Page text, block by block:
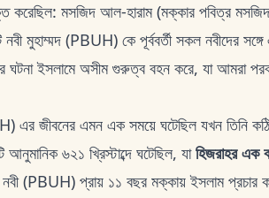
করেছিল: মসজিদ আল-হারাম (মক্কার পবিত্র
মুহাম্মদ (PBUH) কে পূর্ববর্তী সকল নবীদের
ইসলামে অসীম গুরুত্ব বহন করে, যা আমরা
এর জীবনের এমন এক সময়ে ঘটেছিল যখন তিনি
আনুমানিক ৬২১ খ্রিস্টাব্দে ঘটেছিল, যাহিজরাহর এক
(PBUH) প্রায় ১১ বছর মক্কায় ইসলাম প্রচার